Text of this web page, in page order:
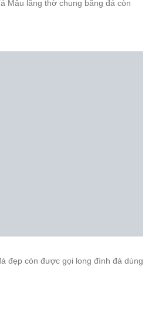
Mẫu lăng thờ chung bằng đá còn
đẹp còn được gọi long đình đá dùng